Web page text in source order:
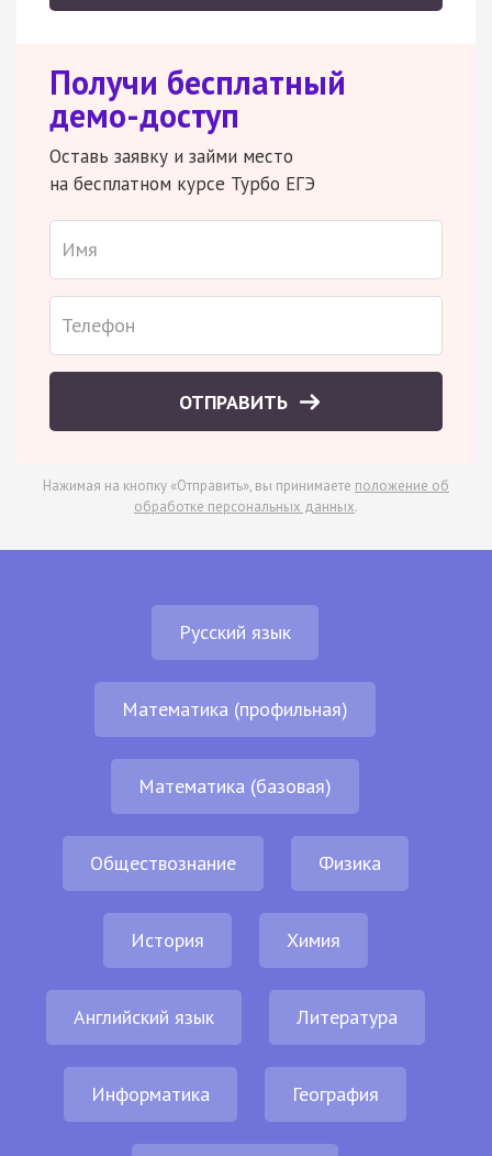
Получи бесплатный
демо-доступ
Оставь заявку и займи место
на бесплатном курсе Турбо ЕГЭ
ОТПРАВИТЬ
Нажимая на кнопку «Отправить», вы принимаете положение об
обработке персональных данных.
Русский язык
Математика (профильная)
Математика (базовая)
Обществознание Физика
История Химия
Английский язык Литература
Информатика География